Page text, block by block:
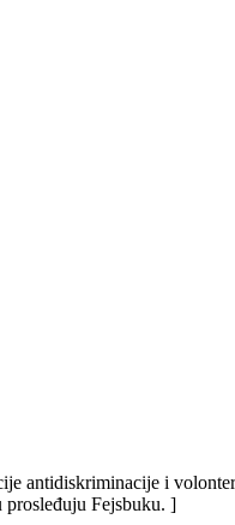
antidiskriminacije i
prosleđuju Fejsbuku. ]